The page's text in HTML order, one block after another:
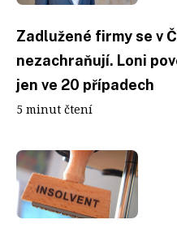
Zadlužené firmy se v
nezachraňují. Loni
jen ve 20 případech
5 minut čtení